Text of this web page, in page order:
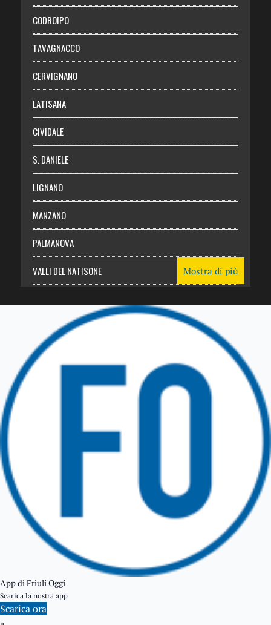
Necrologie
Chi siamo
Abbonati
Login
CODROIPO
TAVAGNACCO
CERVIGNANO
LATISANA
CIVIDALE
S. DANIELE
LIGNANO
MANZANO
PALMANOVA
VALLI DEL NATISONE
TRICESIMO
TARCENTO
GEMONA DEL FRIULI
Mostra di più
App di Friuli Oggi
Scarica la nostra app
Scarica ora